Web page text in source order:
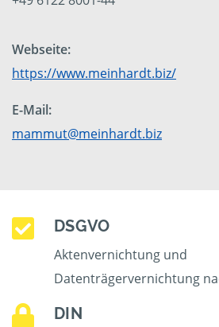
Webseite:
https://www.meinhardt.biz/
E-Mail:
mammut@meinhardt.biz
DSGVO
Aktenvernichtung und
Datenträgervernichtung
DIN